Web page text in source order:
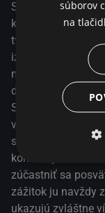
mušle za najlepší
Selah, ktoré sa
komunity známej
tvorené ženami a
izolovane v
mužom. Svojho
dievčat je buď
Selah je absolútne
voči tomu sa však
svoju skepsu voči
komunity.
zúčastniť sa
zážitok ju navždy
ukazujú zvláštne
súborov
na